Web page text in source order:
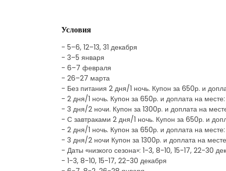
Условия
- 5–6, 12–13, 31 декабря
- 3–5 января
- 6–7 февраля
- 26–27 марта
- Без питания 2 дня/1 ночь. Купон за 650р. и
- 2 дня/1 ночь. Купон за 650р. и доплата на
- 3 дня/2 ночи. Купон за 1300р. и доплата на
- С завтраками 2 дня/1 ночь. Купон за 650р. и
- 2 дня/1 ночь. Купон за 650р. и доплата на
- 3 дня/2 ночи Купон за 1300р. и доплата на
- Даты «низкого сезона»: 1-3, 8-10, 15-17, 22-30
- 1-3, 8-10, 15-17, 22-30 декабря